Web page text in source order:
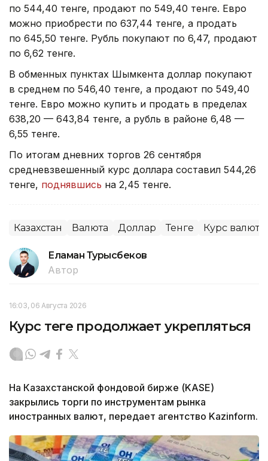
по 544,40 тенге, продают по 549,40 тенге. Евро
можно приобрести по 637,44 тенге, а продать
по 645,50 тенге. Рубль покупают по 6,47, продают
по 6,62 тенге.
В обменных пунктах Шымкента доллар покупают
в среднем по 546,40 тенге, а продают по 549,40
тенге. Евро можно купить и продать в пределах
638,20 — 643,84 тенге, а рубль в районе 6,48 —
6,55 тенге.
По итогам дневних торгов 26 сентября
средневзвешенный курс доллара составил 544,26
тенге, поднявшись на 2,45 тенге.
Казахстан Валюта Доллар Тенге Курс валют
Еламан Турысбеков
Автор
16:03, 06 Августа 2026
Курс теңге продолжает укрепляться
На Казахстанской фондовой бирже (KASE)
закрылись торги по инструментам рынка
иностранных валют, передает агентство Kazinform.